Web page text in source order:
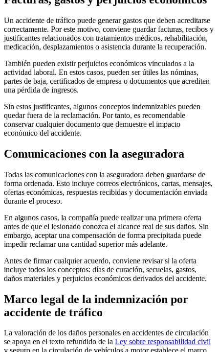
Un accidente de tráfico puede generar gastos que deben acreditarse
correctamente. Por este motivo, conviene guardar facturas, recibos y
justificantes relacionados con tratamientos médicos, rehabilitación,
medicación, desplazamientos o asistencia durante la recuperación.
También pueden existir perjuicios económicos vinculados a la
actividad laboral. En estos casos, pueden ser útiles las nóminas,
partes de baja, certificados de empresa o documentos que acrediten
una pérdida de ingresos.
Sin estos justificantes, algunos conceptos indemnizables pueden
quedar fuera de la reclamación. Por tanto, es recomendable
conservar cualquier documento que demuestre el impacto
económico del accidente.
Comunicaciones con la aseguradora
Todas las comunicaciones con la aseguradora deben guardarse de
forma ordenada. Esto incluye correos electrónicos, cartas, mensajes,
ofertas económicas, respuestas recibidas y documentación enviada
durante el proceso.
En algunos casos, la compañía puede realizar una primera oferta
antes de que el lesionado conozca el alcance real de sus daños. Sin
embargo, aceptar una compensación de forma precipitada puede
impedir reclamar una cantidad superior más adelante.
Antes de firmar cualquier acuerdo, conviene revisar si la oferta
incluye todos los conceptos: días de curación, secuelas, gastos,
daños materiales y perjuicios económicos derivados del accidente.
Marco legal de la indemnización por
accidente de tráfico
La valoración de los daños personales en accidentes de circulación
se apoya en el texto refundido de la Ley sobre responsabilidad civil